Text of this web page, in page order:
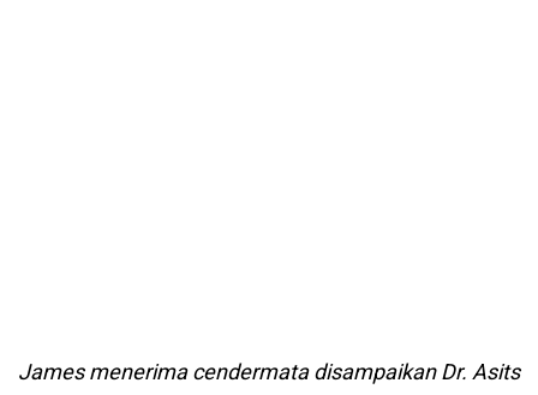
James menerima cendermata disampaikan Dr. Asits